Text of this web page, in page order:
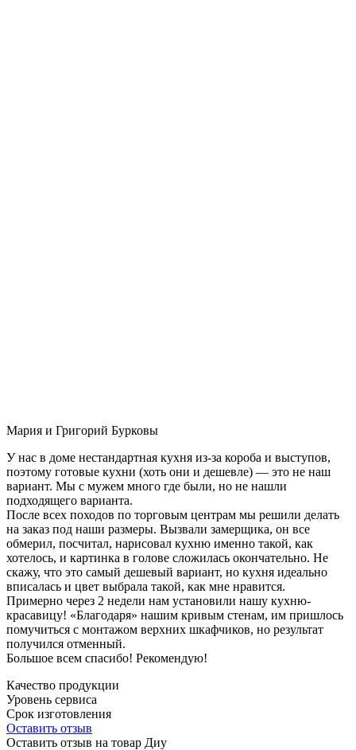
Мария и Григорий Бурковы
У нас в доме нестандартная кухня из-за короба и выступов,
поэтому готовые кухни (хоть они и дешевле) — это не наш
вариант. Мы с мужем много где были, но не нашли
подходящего варианта.
После всех походов по торговым центрам мы решили делать
на заказ под наши размеры. Вызвали замерщика, он все
обмерил, посчитал, нарисовал кухню именно такой, как
хотелось, и картинка в голове сложилась окончательно. Не
скажу, что это самый дешевый вариант, но кухня идеально
вписалась и цвет выбрала такой, как мне нравится.
Примерно через 2 недели нам установили нашу кухню-
красавицу! «Благодаря» нашим кривым стенам, им пришлось
помучиться с монтажом верхних шкафчиков, но результат
получился отменный.
Большое всем спасибо! Рекомендую!
Качество продукции
Уровень сервиса
Срок изготовления
Оставить отзыв
Оставить отзыв на товар Диу